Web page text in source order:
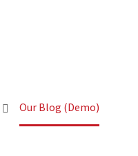
Our Blog (Demo)